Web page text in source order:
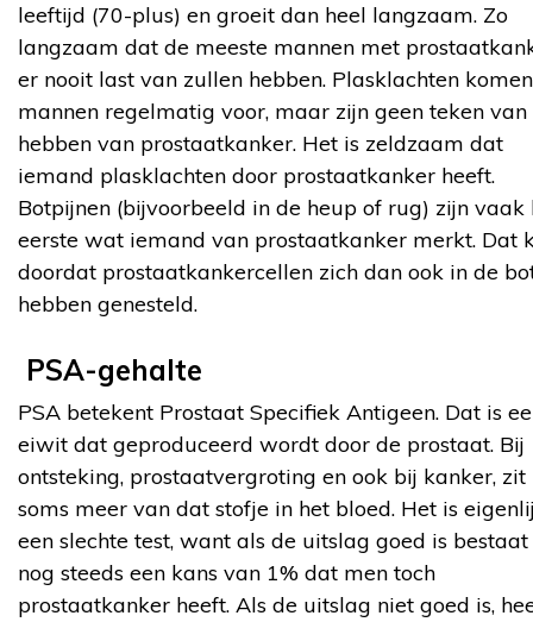
leeftijd (70-plus) en groeit dan heel langzaam. Zo
langzaam dat de meeste mannen met
er nooit last van zullen hebben. Plasklachten
mannen regelmatig voor, maar zijn geen teken van
hebben van prostaatkanker. Het is zeldzaam dat
iemand plasklachten door prostaatkanker heeft.
Botpijnen (bijvoorbeeld in de heup of rug) zijn vaak
eerste wat iemand van prostaatkanker merkt. Dat
doordat prostaatkankercellen zich dan ook in de
hebben genesteld.
PSA-gehalte
PSA betekent Prostaat Specifiek Antigeen. Dat is
eiwit dat geproduceerd wordt door de prostaat. Bij
ontsteking, prostaatvergroting en ook bij kanker, zit
soms meer van dat stofje in het bloed. Het is
een slechte test, want als de uitslag goed is
nog steeds een kans van 1% dat men toch
prostaatkanker heeft. Als de uitslag niet goed is,